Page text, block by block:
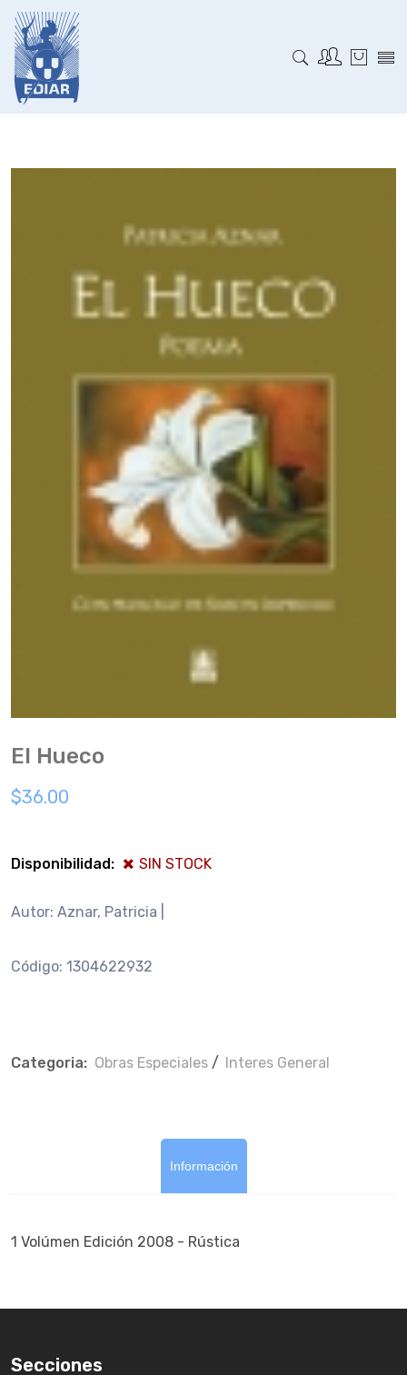
El Hueco
$36.00
Disponibilidad: SIN STOCK
Autor: Aznar, Patricia |
Código: 1304622932
Categoria: Obras Especiales / Interes General
Información
1 Volúmen Edición 2008 - Rústica
Secciones